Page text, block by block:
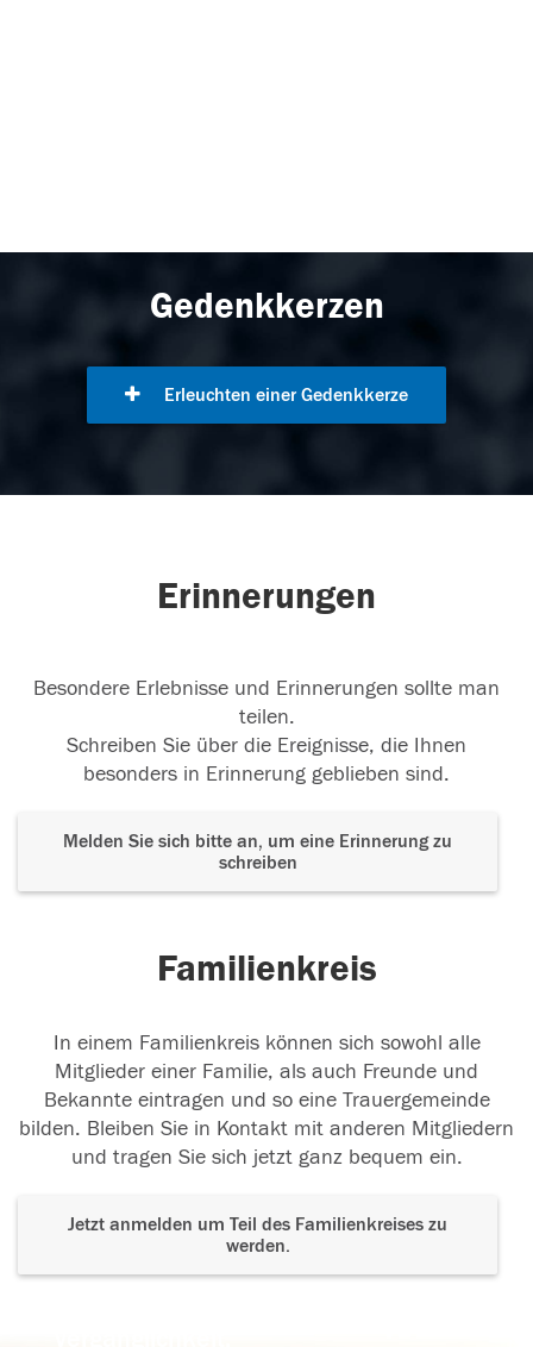
Gedenkkerzen
Erleuchten einer Gedenkkerze
Erinnerungen
Besondere Erlebnisse und Erinnerungen sollte man
teilen.
Schreiben Sie über die Ereignisse, die Ihnen
besonders in Erinnerung geblieben sind.
Melden Sie sich bitte an, um eine Erinnerung zu
schreiben
Familienkreis
In einem Familienkreis können sich sowohl alle
Mitglieder einer Familie, als auch Freunde und
Bekannte eintragen und so eine Trauergemeinde
bilden. Bleiben Sie in Kontakt mit anderen Mitgliedern
und tragen Sie sich jetzt ganz bequem ein.
Jetzt anmelden um Teil des Familienkreises zu
werden.